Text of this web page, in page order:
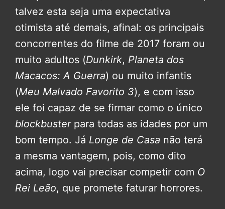
talvez esta seja uma expectativa
otimista até demais, afinal: os principais
concorrentes do filme de 2017 foram ou
muito adultos (Dunkirk, Planeta dos
Macacos: A Guerra) ou muito infantis
(Meu Malvado Favorito 3), e com isso
ele foi capaz de se firmar como o único
blockbusterpara todas as idades por um
bom tempo. Já Longe de Casa não terá
a mesma vantagem, pois, como dito
acima, logo vai precisar competir com O
Rei Leão, que promete faturar horrores.